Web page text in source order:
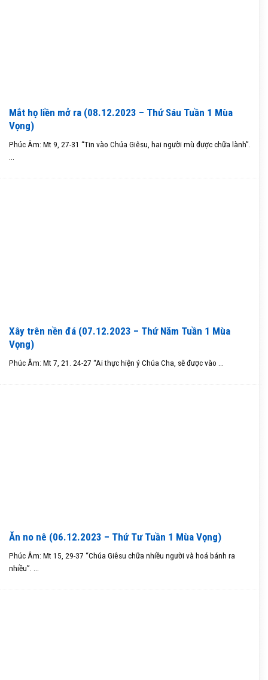
Mắt họ liền mở ra (08.12.2023 – Thứ Sáu Tuần 1 Mùa
Vọng)
Phúc Âm: Mt 9, 27-31 “Tin vào Chúa Giêsu, hai người mù được chữa lành”.
Xây trên nền đá (07.12.2023 – Thứ Năm Tuần 1 Mùa
Vọng)
Phúc Âm: Mt 7, 21. 24-27 “Ai thực hiện ý Chúa Cha, sẽ được vào ...
Ăn no nê (06.12.2023 – Thứ Tư Tuần 1 Mùa Vọng)
Phúc Âm: Mt 15, 29-37 “Chúa Giêsu chữa nhiều người và hoá bánh ra
nhiều”. ...